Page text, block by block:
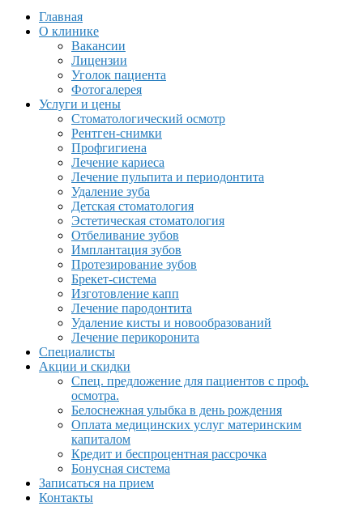
Главная
О клинике
Вакансии
Лицензии
Уголок пациента
Фотогалерея
Услуги и цены
Стоматологический осмотр
Рентген-снимки
Профгигиена
Лечение кариеса
Лечение пульпита и периодонтита
Удаление зуба
Детская стоматология
Эстетическая стоматология
Отбеливание зубов
Имплантация зубов
Протезирование зубов
Брекет-система
Изготовление капп
Лечение пародонтита
Удаление кисты и новообразований
Лечение перикоронита
Специалисты
Акции и скидки
Спец. предложение для пациентов с проф.
осмотра.
Белоснежная улыбка в день рождения
Оплата медицинских услуг материнским
капиталом
Кредит и беспроцентная рассрочка
Бонусная система
Записаться на прием
Контакты